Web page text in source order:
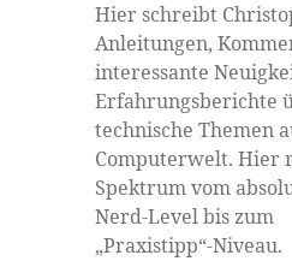
Hier schreibt
Anleitungen,
interessante
Erfahrungsberichte
technische Themen
Computerwelt. Hier
Spektrum vom
Nerd-Level bis zum
„Praxistipp“-Niveau.